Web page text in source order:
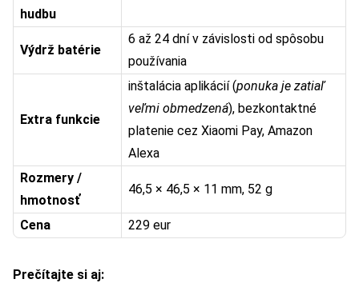
hudbu
Výdrž batérie
6 až 24 dní v závislosti od spôsobu
používania
Extra funkcie
inštalácia aplikácií (ponuka je zatiaľ
veľmi obmedzená), bezkontaktné
platenie cez Xiaomi Pay, Amazon
Alexa
Rozmery /
hmotnosť
46,5 × 46,5 × 11 mm, 52 g
Cena 229 eur
Prečítajte si aj: